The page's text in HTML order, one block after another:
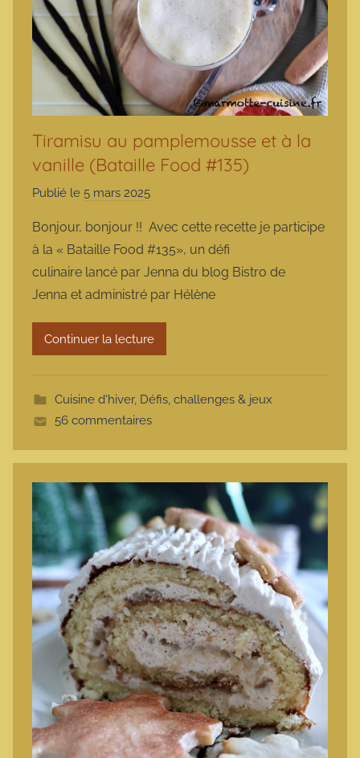
Tiramisu au pamplemousse et à la
vanille (Bataille Food #135)
Publié le 5 mars 2025
r
m
a
r
o
t
e
Bonjour, bonjour !! Avec cette recette je participe
à la « Bataille Food #135», un défi
culinaire lancé par Jenna du blog Bistro de
Jenna et administré par Hélène
Continuer la lecture
Cuisine d'hiver, Défis, challenges & jeux
56 commentaires